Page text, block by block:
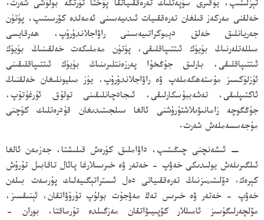
تېزلىتىپ، يۇقىرى سۈپەتلىك تەرەققىياتقا پۇختا تۈرتكە بولۇشى شەرت.
خەلقنى مەركەز قىلغان تەرەققىيات ئىدىيەسىنى ئەمەلدە كۆرسىتىپ، پۈتۈن
جەريانلىق خەلق دېموكراتىيەسىنى راۋاجلاندۇرۇپ، ھەرقايسى
مىللەتلەرنىڭ بۈيۈك ئىتتىپاقلىقى، پۈتۈن مەملىكەت خەلقىنىڭ بۈيۈك
ئىتتىپاقلىقى، بارلىق جۇڭخۇا پەرزەنتلىرىنىڭ بۈيۈك ئىتتىپاقلىقىنى
ئۈزلۈكسىز مۇستەھكەملەپ ۋە راۋاجلاندۇرۇپ، يۈز مىليونلىغان خەلقنىڭ
ئاكتىپلىقى، تەشەببۇسكارلىقى، ئىجادچانلىقىنى تولۇق ئۇرغۇتۇپ،
جۇڭگوچە زامانىۋىلاشتۇرۇشنى ئالغا سىلجىتىدىغان قۇدرەتلىك كۈچنى
مۇجەسسەملەش شەرت.
− ئىشەنچنى چىڭىتىپ، داۋاملىق كۈرەش قىلىشتا، جەزمەن ئالغا
ئىلگىرىلەش يولىدىكى خەۋپ - خەتەر ۋە خىرىسلارغا پائال تاقابىل تۇرۇش
كېرەك. دۆلىتىمىزنىڭ تەرەققىياتى دەل ئىستراتېگىيەلىك پۇرسەت بىلەن
خەۋپ - خەتەر ۋە خىرىس تەڭ مەۋجۇت بولۇپ تۇرۇۋاتقان، ئېنىقسىز،
مۆلچەرلىگۈسىز ئامىللار كۆپىيىۋاتقان مەزگىلدە تۇرماقتا، بوران -